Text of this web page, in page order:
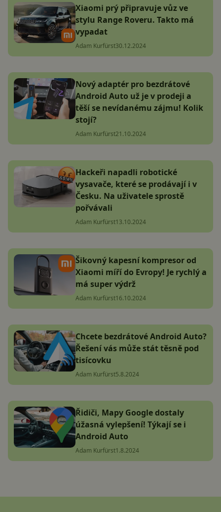
Xiaomi prý připravuje vůz ve
stylu Range Roveru. Takto má
vypadat
Adam Kurfürst30.12.2024
Nový adaptér pro bezdrátové
Android Auto už je v prodeji a
těší se nevídanému zájmu! Kolik
stojí?
Adam Kurfürst21.10.2024
Hackeři napadli robotické
vysavače, které se prodávají i v
Česku. Na uživatele sprostě
pořvávali
Adam Kurfürst13.10.2024
Šikovný kapesní kompresor od
Xiaomi míří do Evropy! Je rychlý a
má super výdrž
Adam Kurfürst16.10.2024
Chcete bezdrátové Android Auto?
Řešení vás může stát těsně pod
tisícovku
Adam Kurfürst5.8.2024
Řidiči, Mapy Google dostaly
úžasná vylepšení! Týkají se i
Android Auto
Adam Kurfürst1.8.2024